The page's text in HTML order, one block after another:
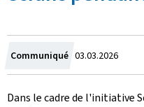
Communiqué Crée
le
03.03.2026
Dans le cadre de l'initiative